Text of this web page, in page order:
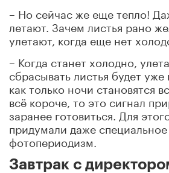
– Но сейчас же еще тепло!
летают. Зачем листья рано
улетают, когда еще нет
– Когда станет холодно,
сбрасывать листья будет
как только ночи становятся
всё короче, то это сигнал
заранее готовиться. Для
придумали даже
фотопериодизм.
Завтрак с